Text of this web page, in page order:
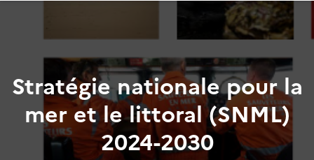
Stratégie nationale pour la
mer et le littoral (SNML)
2024-2030